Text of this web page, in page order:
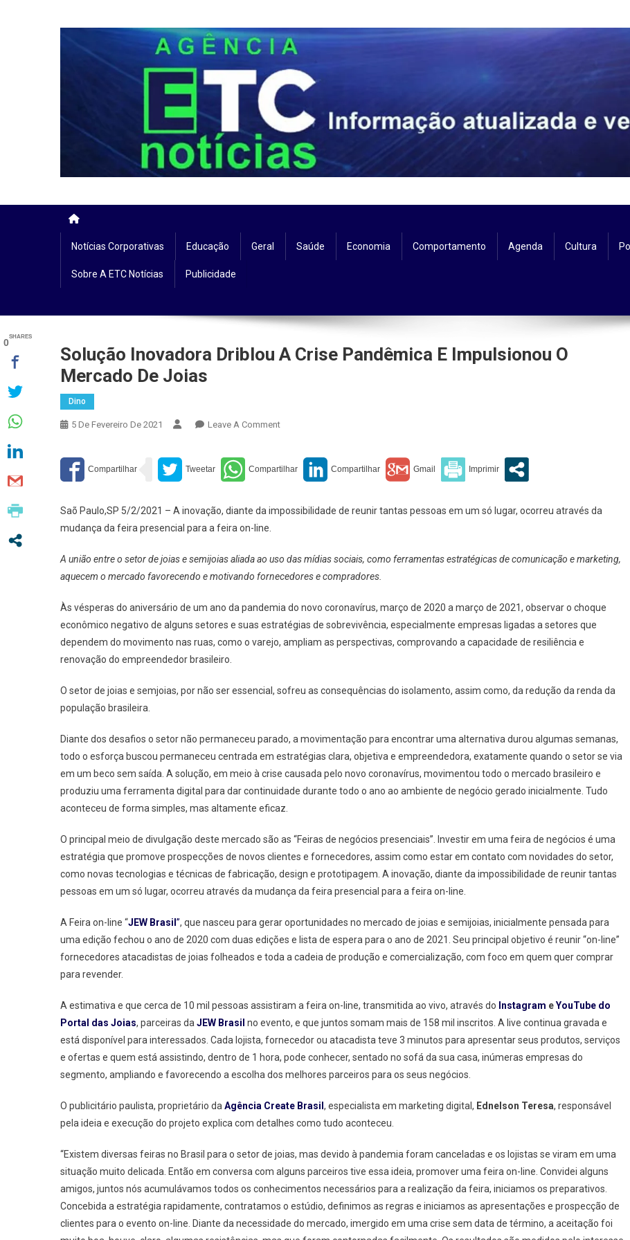
Notícias Corporativas Educação Geral Saúde Economia Comportamento Agenda Cultura
Sobre A ETC Notícias Publicidade
Solução Inovadora Driblou A Crise Pandêmica E Impulsionou O
Mercado De Joias
Dino
5 De Fevereiro De 2021 Leave A CommentOn
Inovadora
Driblou
Pandêmica
Mercado
Saõ Paulo,SP 5/2/2021 – A inovação, diante da impossibilidade de reunir tantas pessoas em um só lugar, ocorreu através da
mudança da feira presencial para a feira on-line.
A união entre o setor de joias e semijoias aliada ao uso das mídias sociais, como ferramentas estratégicas de comunicação e marketing,
aquecem o mercado favorecendo e motivando fornecedores e compradores.
Às vésperas do aniversário de um ano da pandemia do novo coronavírus, março de 2020 a março de 2021, observar o choque
econômico negativo de alguns setores e suas estratégias de sobrevivência, especialmente empresas ligadas a setores que
dependem do movimento nas ruas, como o varejo, ampliam as perspectivas, comprovando a capacidade de resiliência e
renovação do empreendedor brasileiro.
O setor de joias e semjoias, por não ser essencial, sofreu as consequências do isolamento, assim como, da redução da renda da
população brasileira.
Diante dos desafios o setor não permaneceu parado, a movimentação para encontrar uma alternativa durou algumas semanas,
todo o esforça buscou permaneceu centrada em estratégias clara, objetiva e empreendedora, exatamente quando o setor se via
em um beco sem saída. A solução, em meio à crise causada pelo novo coronavírus, movimentou todo o mercado brasileiro e
produziu uma ferramenta digital para dar continuidade durante todo o ano ao ambiente de negócio gerado inicialmente. Tudo
aconteceu de forma simples, mas altamente eficaz.
O principal meio de divulgação deste mercado são as “Feiras de negócios presenciais”. Investir em uma feira de negócios é uma
estratégia que promove prospecções de novos clientes e fornecedores, assim como estar em contato com novidades do setor,
como novas tecnologias e técnicas de fabricação, design e prototipagem. A inovação, diante da impossibilidade de reunir tantas
pessoas em um só lugar, ocorreu através da mudança da feira presencial para a feira on-line.
A Feira on-line “JEW Brasil ”, que nasceu para gerar oportunidades no mercado de joias e semijoias, inicialmente pensada para
uma edição fechou o ano de 2020 com duas edições e lista de espera para o ano de 2021. Seu principal objetivo é reunir “on-line”
fornecedores atacadistas de joias folheados e toda a cadeia de produção e comercialização, com foco em quem quer comprar
para revender.
A estimativa e que cerca de 10 mil pessoas assistiram a feira on-line, transmitida ao vivo, através do Instagram eYouTube do
Portal das Joias, parceiras daJEW Brasil no evento, e que juntos somam mais de 158 mil inscritos. A live continua gravada e
está disponível para interessados. Cada lojista, fornecedor ou atacadista teve 3 minutos para apresentar seus produtos, serviços
e ofertas e quem está assistindo, dentro de 1 hora, pode conhecer, sentado no sofá da sua casa, inúmeras empresas do
segmento, ampliando e favorecendo a escolha dos melhores parceiros para os seus negócios.
O publicitário paulista, proprietário daAgência Create Brasil , especialista em marketing digital, Ednelson Teresa, responsável
pela ideia e execução do projeto explica com detalhes como tudo aconteceu.
“Existem diversas feiras no Brasil para o setor de joias, mas devido à pandemia foram canceladas e os lojistas se viram em uma
situação muito delicada. Então em conversa com alguns parceiros tive essa ideia, promover uma feira on-line. Convidei alguns
amigos, juntos nós acumulávamos todos os conhecimentos necessários para a realização da feira, iniciamos os preparativos.
Concebida a estratégia rapidamente, contratamos o estúdio, definimos as regras e iniciamos as apresentações e prospecção de
clientes para o evento on-line. Diante da necessidade do mercado, imergido em uma crise sem data de término, a aceitação foi
0SHARES